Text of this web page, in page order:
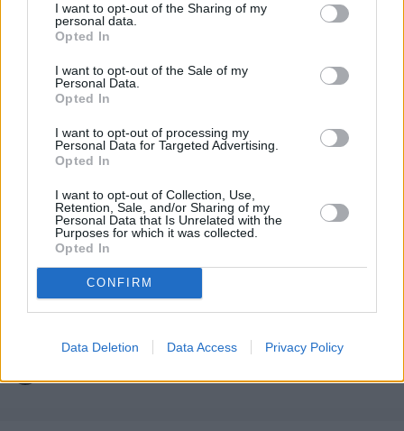
I want to opt-out of the Sharing of my
personal data.
Opted In
I want to opt-out of the Sale of my
Personal Data.
Opted In
I want to opt-out of processing my
Personal Data for Targeted Advertising.
Opted In
I want to opt-out of Collection, Use,
Retention, Sale, and/or Sharing of my
Personal Data that Is Unrelated with the
Purposes for which it was collected.
Opted In
CONFIRM
Data Deletion Data Access Privacy Policy
Eurowizja wielokrotnie pokazywała już, że potrafi
zaskakiwać. Jeden bardzo dobry występ na żywo
albo słabszy wokal konkurencji potrafią całkowicie
zmienić układ sił. W ubiegłym roku Eurowizję
bukmacherów z ponad 30-procentową przewagą.
Nie przegap żadnej ważnej wiadomości i
obserwuj nas w Google News!
Więcej:
Muzyka Austria Eurowizja